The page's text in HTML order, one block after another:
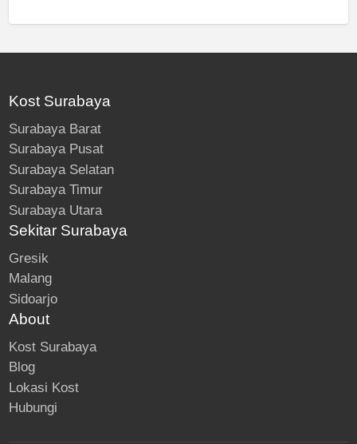
Kost Surabaya
Surabaya Barat
Surabaya Pusat
Surabaya Selatan
Surabaya Timur
Surabaya Utara
Sekitar Surabaya
Gresik
Malang
Sidoarjo
About
Kost Surabaya
Blog
Lokasi Kost
Hubungi